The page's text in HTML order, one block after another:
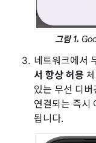
그림 1.
네트워크에서
서 항상 허용
있는 무선 디버
연결되는 즉시
됩니다.